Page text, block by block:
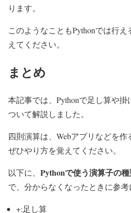
ります。
このようなこともPythonでは行
えてください。
まとめ
本記事では、Pythonで足し算や
ついて解説しました。
四則演算は、Webアプリなどを作
ぜひやり方を覚えてください。
以下に、 Pythonで使う演算子の
で、分からなくなったときに参考
+:足し算